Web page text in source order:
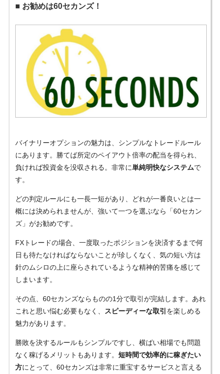
お勧めは60セカンズ！
バイナリーオプションの魅力は、シンプルなトレードルール
にあります。勝てば所定のペイアウト倍率の配当を得られ、
負ければ投資金を没収される。非常に単純明快なシステムで
す。
どの判定ルールにも一長一短があり、どれが一番良いとは一
概には決められませんが、強いて一つを選ぶなら「60セカン
ズ」がお勧めです。
FXトレードの場合、一度取ったポジションを決済するまで何
日も待たなければならないことが珍しくなく、気の短い方は
針のムシロの上に座らされているような精神的苦痛を感じて
しまいます。
その点、60セカンズならものの1分で取引が完結します。あれ
これと思い悩む必要もなく、
スピーディーな取引を楽しめる
魅力があります。
勝敗を決するルールもシンプルですし、横ばい相場でも問題
なく稼げるメリットもあります。 短時間で効率的に稼ぎたい
方にとって、60セカンズは非常に重宝するサービスと言える